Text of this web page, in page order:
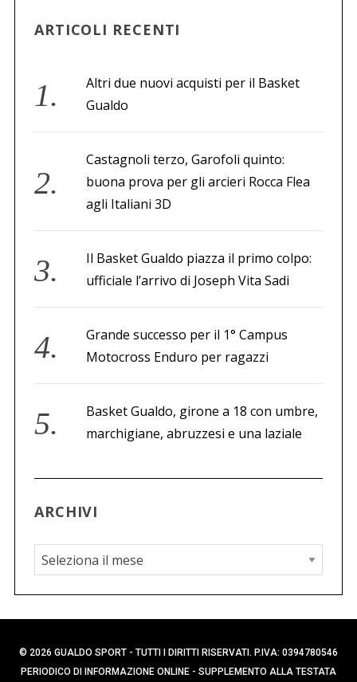
ARTICOLI RECENTI
Altri due nuovi acquisti per il Basket
Gualdo
Castagnoli terzo, Garofoli quinto:
buona prova per gli arcieri Rocca Flea
agli Italiani 3D
Il Basket Gualdo piazza il primo colpo:
ufficiale l’arrivo di Joseph Vita Sadi
Grande successo per il 1° Campus
Motocross Enduro per ragazzi
Basket Gualdo, girone a 18 con umbre,
marchigiane, abruzzesi e una laziale
ARCHIVI
A
r
c
h
i
v
© 2026 GUALDO SPORT - TUTTI I DIRITTI RISERVATI. P.IVA: 0394780546
PERIODICO DI INFORMAZIONE ONLINE - SUPPLEMENTO ALLA TESTATA
e
r